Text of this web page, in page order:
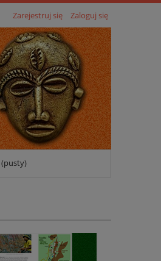
Zarejestruj się Zaloguj się
(pusty)